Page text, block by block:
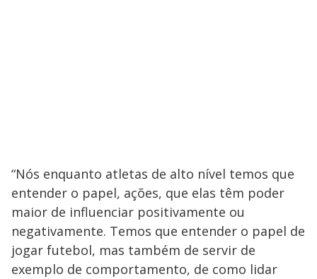
“Nós enquanto atletas de alto nível temos que
entender o papel, ações, que elas têm poder
maior de influenciar positivamente ou
negativamente. Temos que entender o papel de
jogar futebol, mas também de servir de
exemplo de comportamento, de como lidar